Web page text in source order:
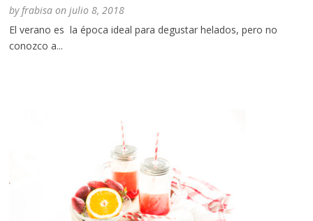
byfrabisa onjulio 8, 2018
El verano es la época ideal para degustar helados, pero no
conozco a...